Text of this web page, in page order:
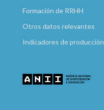
Formación de RRHH
Otros datos relevantes
Indicadores de producción